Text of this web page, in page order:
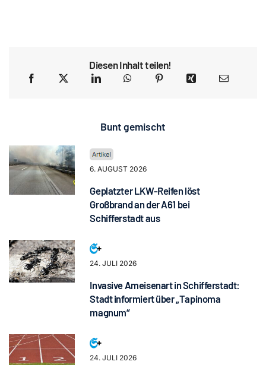
Diesen Inhalt teilen!
Bunt gemischt
6. AUGUST 2026
Geplatzter LKW-Reifen löst
Großbrand an der A61 bei
Schifferstadt aus
24. JULI 2026
Invasive Ameisenart in Schifferstadt:
Stadt informiert über „Tapinoma
magnum“
24. JULI 2026